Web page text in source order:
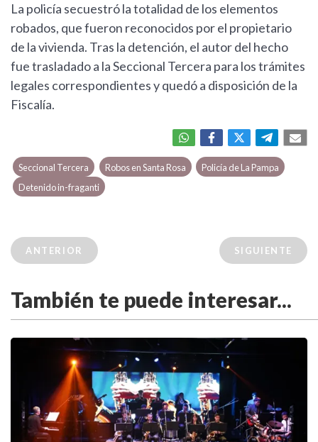
La policía secuestró la totalidad de los elementos
robados, que fueron reconocidos por el propietario
de la vivienda. Tras la detención, el autor del hecho
fue trasladado a la Seccional Tercera para los trámites
legales correspondientes y quedó a disposición de la
Fiscalía.
Seccional Tercera Robos en Santa Rosa
Policía de La Pampa
Detenido in-fraganti
ANTERIOR SIGUIENTE
También te puede interesar...